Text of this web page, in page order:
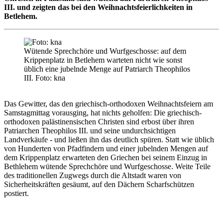
III. und zeigten das bei den Weihnachtsfeierlichkeiten in
Betlehem.
Wütende Sprechchöre und Wurfgeschosse: auf dem
Krippenplatz in Betlehem warteten nicht wie sonst
üblich eine jubelnde Menge auf Patriarch Theophilos
III. Foto: kna
Das Gewitter, das den griechisch-orthodoxen Weihnachtsfeiern am
Samstagmittag vorausging, hat nichts geholfen: Die griechisch-
orthodoxen palästinensischen Christen sind erbost über ihren
Patriarchen Theophilos III. und seine undurchsichtigen
Landverkäufe - und ließen ihn das deutlich spüren. Statt wie üblich
von Hunderten von Pfadfindern und einer jubelnden Mengen auf
dem Krippenplatz erwarteten den Griechen bei seinem Einzug in
Bethlehem wütende Sprechchöre und Wurfgeschosse. Weite Teile
des traditionellen Zugwegs durch die Altstadt waren von
Sicherheitskräften gesäumt, auf den Dächern Scharfschützen
postiert.